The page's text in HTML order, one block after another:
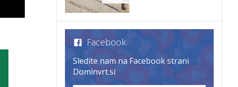
Facebook
Sledite nam na Facebook strani
Dominvrt.si